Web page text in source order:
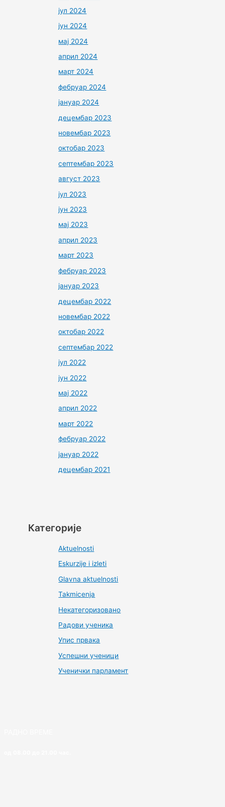
јул 2024
јун 2024
мај 2024
април 2024
март 2024
фебруар 2024
јануар 2024
децембар 2023
новембар 2023
октобар 2023
септембар 2023
август 2023
јул 2023
јун 2023
мај 2023
април 2023
март 2023
фебруар 2023
јануар 2023
децембар 2022
новембар 2022
октобар 2022
септембар 2022
јул 2022
јун 2022
мај 2022
април 2022
март 2022
фебруар 2022
јануар 2022
децембар 2021
Категорије
Aktuelnosti
Eskurzije i izleti
Glavna aktuelnosti
Takmicenja
Некатегоризовано
Радови ученика
Упис првака
Успешни ученици
Ученички парламент